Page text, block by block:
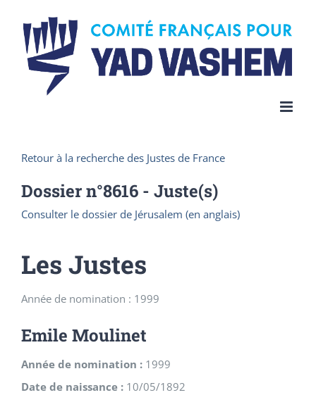
content
Retour à la recherche des Justes de France
Dossier n°8616 - Juste(s)
Consulter le dossier de Jérusalem (en anglais)
Les Justes
Année de nomination : 1999
Emile Moulinet
Année de nomination : 1999
Date de naissance : 10/05/1892